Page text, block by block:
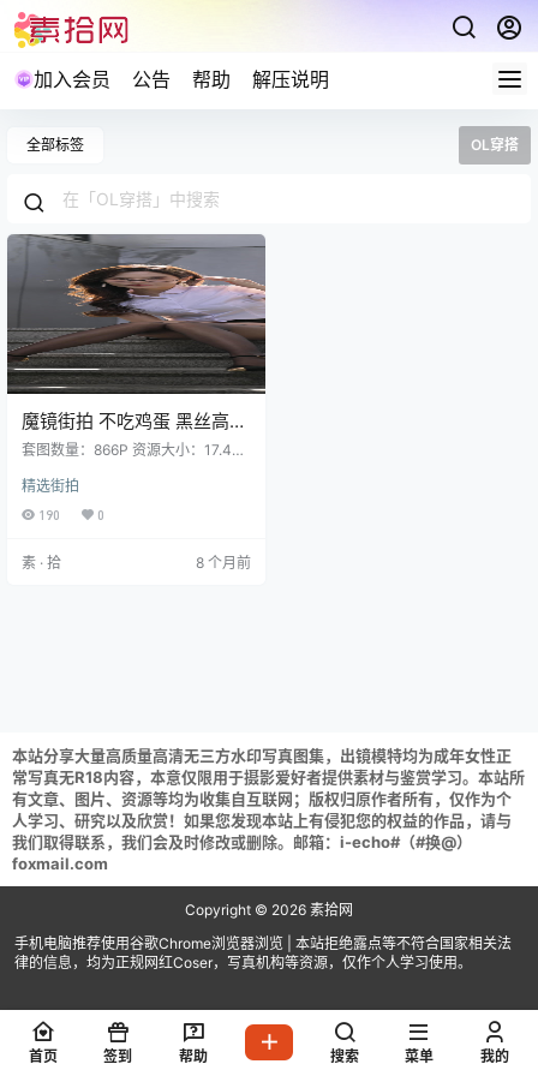
加入会员 公告 帮助 解压说明
全部标签 OL穿搭
魔镜街拍 不吃鸡蛋 黑丝高跟
皮裙白衬衫 866P 17.41GB
套图数量：866P 资源大小：17.4G
原图 解压说明：下载完成,后缀修改
为7z在进行解压 (tar格式直接解压)
网盘下载享用！
精选街拍
190 0
素 · 拾 8 个月前
本站分享大量高质量高清无三方水印写真图集，出镜模特均为成年女性正
常写真无R18内容，本意仅限用于摄影爱好者提供素材与鉴赏学习。本站所
有文章、图片、资源等均为收集自互联网；版权归原作者所有，仅作为个
人学习、研究以及欣赏！如果您发现本站上有侵犯您的权益的作品，请与
我们取得联系，我们会及时修改或删除。邮箱：i-echo#（#换@）
foxmail.com
Copyright © 2026 素拾网
手机电脑推荐使用谷歌Chrome浏览器浏览 | 本站拒绝露点等不符合国家相关法
律的信息，均为正规网红Coser，写真机构等资源，仅作个人学习使用。
首页 签到 帮助 搜索 菜单 我的